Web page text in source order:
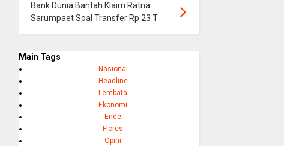
Bank Dunia Bantah Klaim Ratna
Sarumpaet Soal Transfer Rp 23 T
Main Tags
Nasional
Headline
Lembata
Ekonomi
Ende
Flores
Opini